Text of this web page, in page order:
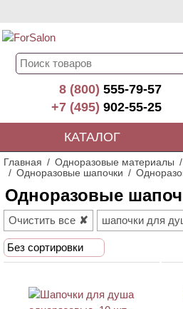
8 (800)555-79-57
+7 (495)902-55-25
КАТАЛОГ
Главная Одноразовые материалы
Одноразовые шапочки
Одноразовые
Очистить все шапочки для
Без сортировки